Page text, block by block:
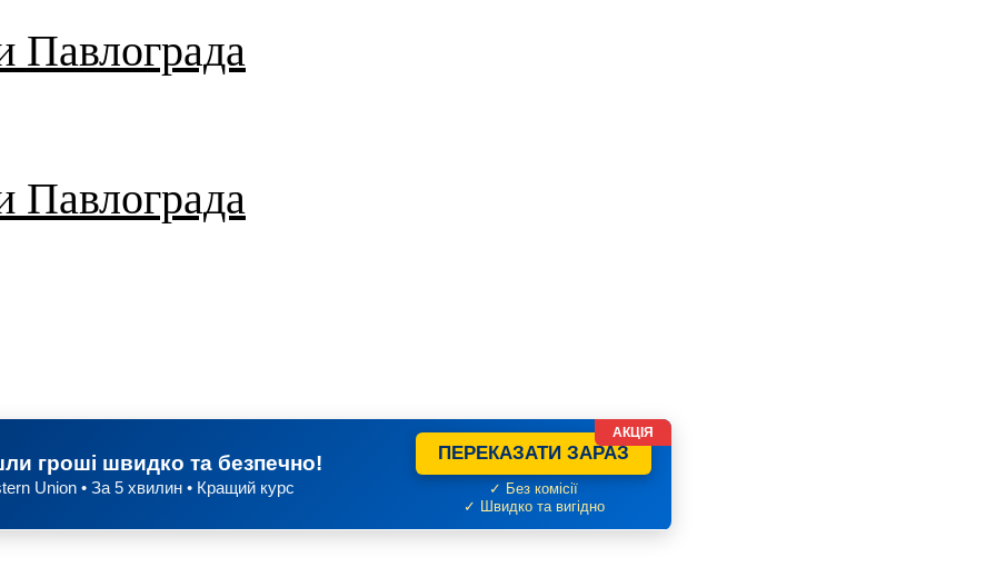
Павлограда
Павлограда
гроші швидко та безпечно!
Union • За 5 хвилин • Кращий курс
ПЕРЕКАЗАТИ ЗАРАЗ
✓ Без комісії
✓ Швидко та вигідно
АКЦІЯ